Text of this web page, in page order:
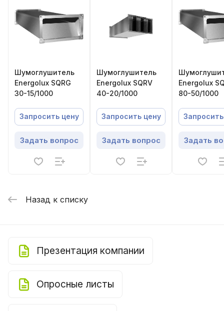
Шумоглушитель
Energolux SQRG
30-15/1000
Запросить цену
Задать вопрос
Шумоглушитель
Energolux SQRV
40-20/1000
Запросить цену
Задать вопрос
Energolux
80-50/1000
Задать
Назад к списку
Презентация компании
Опросные листы